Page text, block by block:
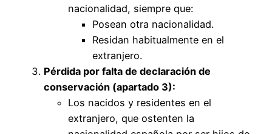
nacionalidad, siempre que:
Posean otra nacionalidad.
Residan habitualmente en el
extranjero.
Pérdida por falta de declaración de
conservación (apartado 3):
Los nacidos y residentes en el
extranjero, que ostenten la